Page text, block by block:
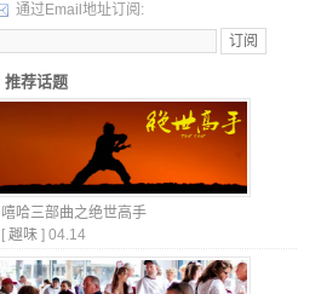
通过Email地址订阅:
推荐话题
嘻哈三部曲之绝世高手
[ 趣味 ] 04.14